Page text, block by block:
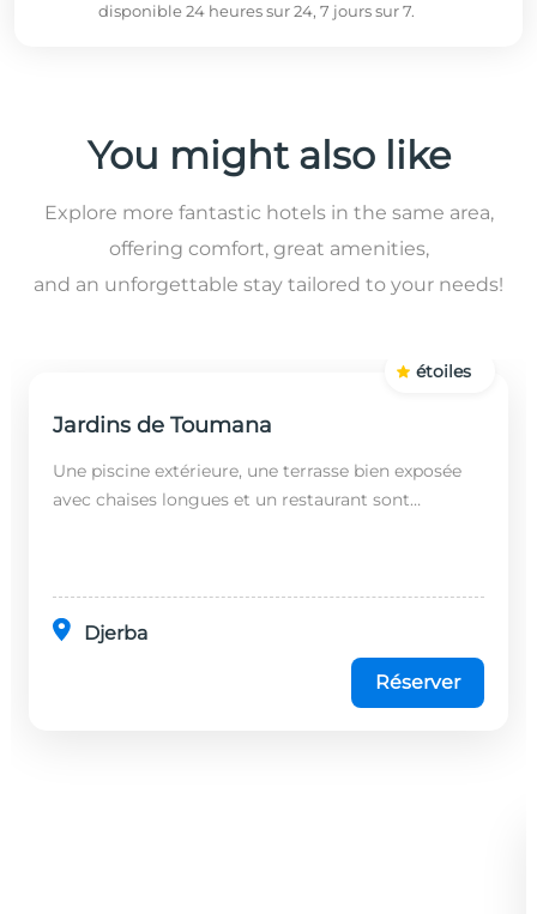
disponible 24 heures sur 24, 7 jours sur 7.
You might also like
Explore more fantastic hotels in the same area,
offering comfort, great amenities,
and an unforgettable stay tailored to your needs!
Jardins de Toumana
Une piscine extérieure, une terrasse bien exposée
avec chaises longues et un restaurant sont
Djerba
étoiles
Réserver